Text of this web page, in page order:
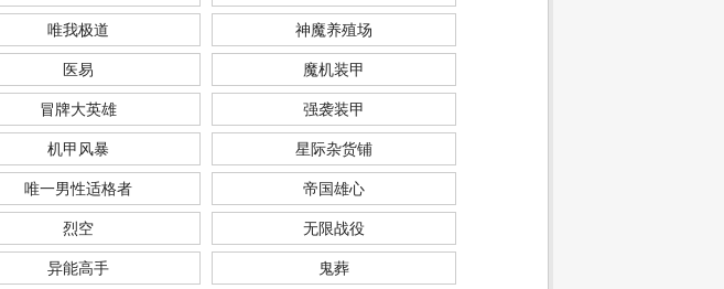
唯我极道 神魔养殖场
医易 魔机装甲
冒牌大英雄 强袭装甲
机甲风暴 星际杂货铺
唯一男性适格者 帝国雄心
烈空 无限战役
异能高手 鬼葬